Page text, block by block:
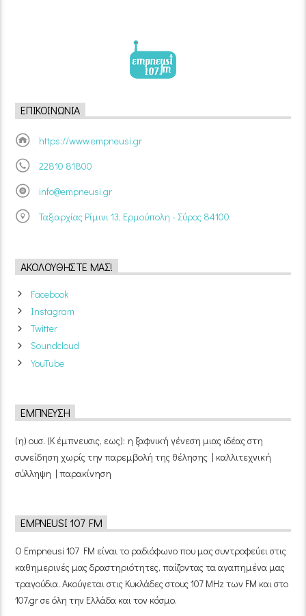
ΕΠΙΚΟΙΝΩΝΊΑ
https://www.empneusi.gr
22810 81800
info@empneusi.gr
Ταξιαρχίας Ρίμινι 13, Ερμούπολη - Σύρος 84100
ΑΚΟΛΟΥΘΉΣΤΕ ΜΑΣ!
Facebook
Instagram
Twitter
Soundcloud
YouTube
ΈΜΠΝΕΥΣΗ
(η) ουσ. (Κ έμπνευσις, εως): η ξαφνική γένεση μιας ιδέας στη
συνείδηση χωρίς την παρεμβολή της θέλησης | καλλιτεχνική
σύλληψη | παρακίνηση
EMPNEUSI 107 FM
Ο Empneusi 107 FM είναι το ραδιόφωνο που μας συντροφεύει στις
καθημερινές μας δραστηριότητες, παίζοντας τα αγαπημένα μας
τραγούδια. Ακούγεται στις Κυκλάδες στους 107 MHz των FM και στο
107.gr σε όλη την Ελλάδα και τον κόσμο.